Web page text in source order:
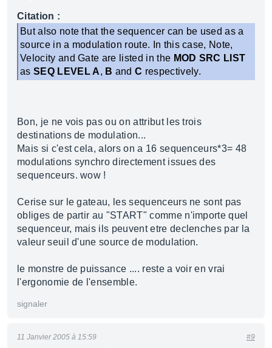
Citation :
But also note that the sequencer can be used as a
source in a modulation route. In this case, Note,
Velocity and Gate are listed in the MOD SRC LIST
as SEQ LEVEL A, B andC respectively.
Bon, je ne vois pas ou on attribut les trois
destinations de modulation...
Mais si c'est cela, alors on a 16 sequenceurs*3= 48
modulations synchro directement issues des
sequenceurs. wow !
Cerise sur le gateau, les sequenceurs ne sont pas
obliges de partir au "START" comme n'importe quel
sequenceur, mais ils peuvent etre declenches par la
valeur seuil d'une source de modulation.
le monstre de puissance .... reste a voir en vrai
l'ergonomie de l'ensemble.
signaler
11 Janvier 2005 à 15:59 #9